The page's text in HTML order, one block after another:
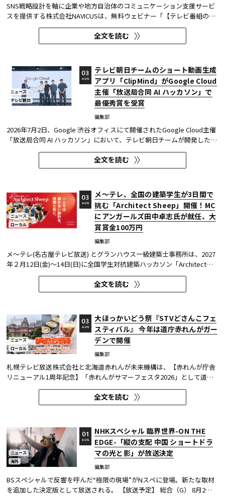
SNS戦略設計を軸に企業や地方自治体のコミュニケーション支援サービ
スを提供する株式会社NAVICUSは、無料ウェビナー「【テレビ番組の制
作・宣伝ご担当者向け】若年層の『テレビ番組離れ』は切り抜き動画で
突破する！1000万回再生連発の選定術と、よくある落とし穴を紹介」
を、2026年8月20日（木）に開催する。 同ウェビナーでは、TikTok・...
全文を読む
ニュース
テレビ朝日
テレビ朝日チームのショート動画生成
アプリ「ClipMind」がGoogle Cloud
主催「放送局合同 AI ハッカソン」で
最優秀賞を受賞
編集部
03
AUG
2026年7月2日、Google 渋谷オフィスにて開催されたGoogle Cloud主催
「放送局合同 AI ハッカソン」において、テレビ朝日チームが開発したシ
ョート動画生成アプリケーション「ClipMind」が、開発コース（Bコー
ス）にて最優秀賞を受賞した。 本ハッカソンは、Google Cloudの最先
端AI技術である「Gemini」や「Gemini Notebook」などを活用し、放...
全文を読む
ニュース
ローカル
メ～テレ、全国の建築学生が3日間で
挑む「Architect Sheep」開催！MC
にアンガールズ田中卓志氏が就任、大
賞賞金100万円
編集部
03
AUG
メ～テレ(名古屋テレビ放送) とグランハウス一級建築士事務所は、2027
年２月12日(金)～14日(日)に全国学生対抗建築ハッカソン「Architect
Sheep」を開催する。全国の大学・大学院・高等専門学校で建築を学ん
でいる学生を参加対象とし、事前構想1ヶ月+制作3日間で、住宅の模
型・パース・A1パネルを作り上げる、短期決戦イベントとなる。11月
全文を読む
ニュース
ローカル
大ほっかいどう祭『STVどさんこフェ
スティバル』 今年は道庁赤れんがガー
デンで開催
編集部
03
AUG
札幌テレビ放送株式会社と北海道赤れんが未来機構は、【赤れんが庁舎
リニューアル1周年記念】「赤れんがサマーフェスタ2026」として道庁
赤れんがガーデン（札幌市中央区北3条西6丁目1番地）にて、2026年8月
7日（金）から9日（日）までの3日間、北海道の魅力を存分に体感でき
るイベント「大ほっかいどう祭『STVどさんこフェスティバル』」を開...
全文を読む
ニュース
海外
NHKスペシャル 臨界世界-ON THE
EDGE-「縦の支配 中国 ショートドラ
マの光と影」が放送決定
編集部
01
AUG
BSスペシャルで反響を呼んだ“極限の現場”がNスペに登場。新たな取材
を追加した決定版として放送される。 【放送予定】 総合（G） 8月2日